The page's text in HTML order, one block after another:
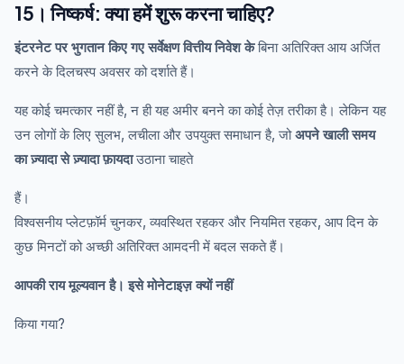
15। निष्कर्ष: क्या हमें शुरू करना चाहिए?
इंटरनेट पर भुगतान किए गए सर्वेक्षण वित्तीय निवेश केबिना अतिरिक्त आय अर्जित
करने के दिलचस्प अवसर को दर्शाते हैं।
यह कोई चमत्कार नहीं है, न ही यह अमीर बनने का कोई तेज़ तरीका है। लेकिन यह
उन लोगों के लिए सुलभ, लचीला और उपयुक्त समाधान है, जोअपने खाली समय
का ज़्यादा से ज़्यादा फ़ायदाउठाना चाहते
हैं।
विश्वसनीय प्लेटफ़ॉर्म चुनकर, व्यवस्थित रहकर और नियमित रहकर, आप दिन के
कुछ मिनटों को अच्छी अतिरिक्त आमदनी में बदल सकते हैं।
आपकी राय मूल्यवान है। इसे मोनेटाइज़ क्यों नहीं
किया गया?